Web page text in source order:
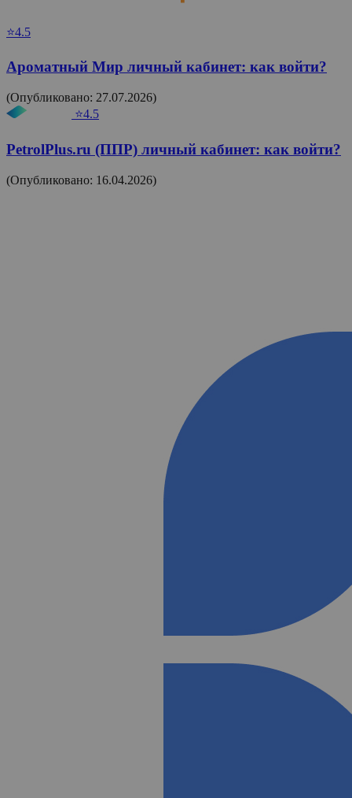
⭐4.5
Ароматный Мир личный кабинет: как войти?
(Опубликовано: 27.07.2026)
⭐4.5
PetrolPlus.ru (ППР) личный кабинет: как войти?
(Опубликовано: 16.04.2026)